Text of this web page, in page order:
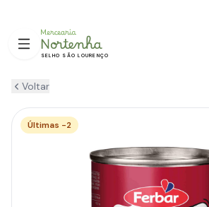
SELHO SÃO LOURENÇO
Voltar
Últimas -2